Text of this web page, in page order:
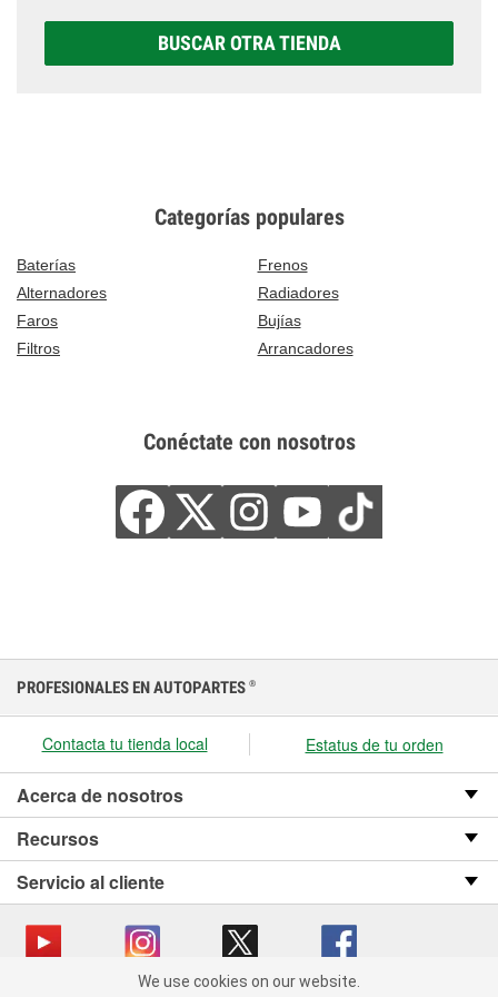
BUSCAR OTRA TIENDA
Categorías populares
Baterías
Frenos
Alternadores
Radiadores
Faros
Bujías
Filtros
Arrancadores
Conéctate con nosotros
We use cookies on our website. By clicking "Accept", you consent
PROFESIONALES EN AUTOPARTES ®
Contacta tu tienda local Estatus de tu orden
Acerca de nosotros
Recursos
Servicio al cliente
We use cookies on our website.